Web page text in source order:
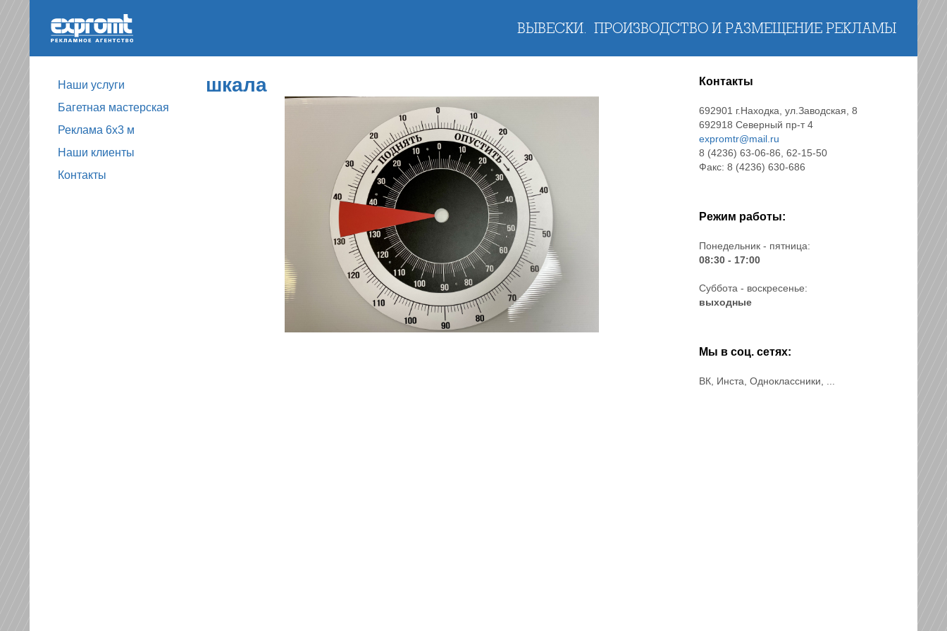
ВЫВЕСКИ. ПРОИЗВОДСТВО И РАЗМЕЩЕНИЕ РЕКЛАМЫ
Наши услуги
Багетная мастерская
Реклама 6х3 м
Наши клиенты
Контакты
шкала Контакты
692901 г.Находка, ул.Заводская, 8
692918 Северный пр-т 4
expromtr@mail.ru
8 (4236) 63-06-86, 62-15-50
Факс: 8 (4236) 630-686
Режим работы:
Понедельник - пятница:
08:30 - 17:00
Суббота - воскресенье:
выходные
Мы в соц. сетях:
ВК, Инста, Одноклассники, ...